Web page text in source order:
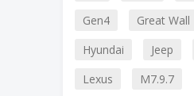
Gen4
Great Wall
Hyundai
Jeep
Lexus
M7.9.7